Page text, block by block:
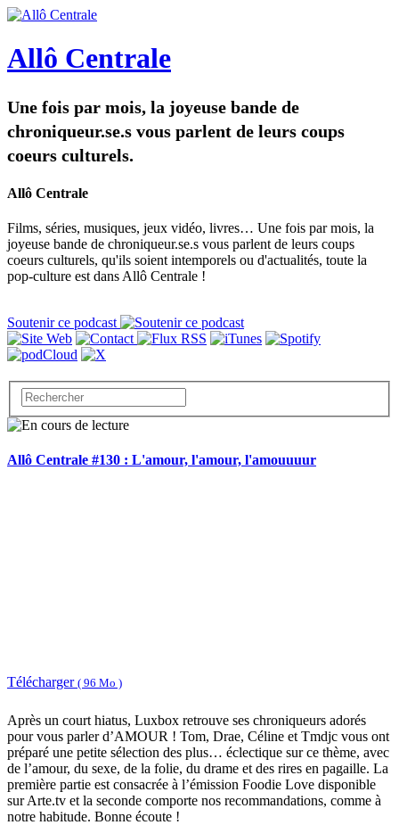
Allô Centrale
Une fois par mois, la joyeuse bande de
chroniqueur.se.s vous parlent de leurs coups
coeurs culturels.
Allô Centrale
Films, séries, musiques, jeux vidéo, livres… Une fois par mois, la
joyeuse bande de chroniqueur.se.s vous parlent de leurs coups
coeurs culturels, qu'ils soient intemporels ou d'actualités, toute la
pop-culture est dans Allô Centrale !
Soutenir ce podcast
Allô Centrale #130 : L'amour, l'amour, l'amouuuur
Télécharger ( 96 Mo )
Après un court hiatus, Luxbox retrouve ses chroniqueurs adorés
pour vous parler d’AMOUR ! Tom, Drae, Céline et Tmdjc vous ont
préparé une petite sélection des plus… éclectique sur ce thème, avec
de l’amour, du sexe, de la folie, du drame et des rires en pagaille. La
première partie est consacrée à l’émission Foodie Love disponible
sur Arte.tv et la seconde comporte nos recommandations, comme à
notre habitude. Bonne écoute !